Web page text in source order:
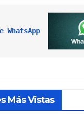
WhatsApp
Más Vistas